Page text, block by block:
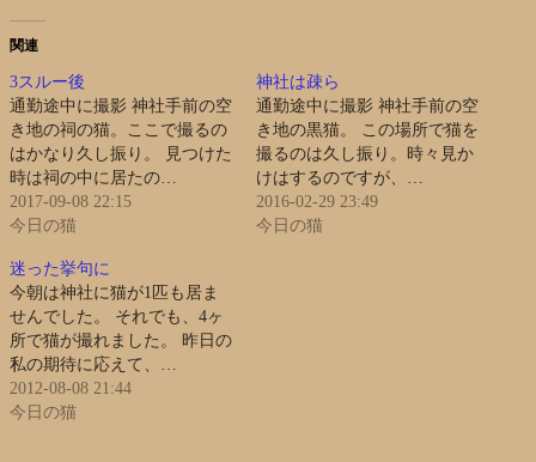
関連
3スルー後
通勤途中に撮影 神社手前の空
き地の祠の猫。ここで撮るの
はかなり久し振り。 見つけた
時は祠の中に居たの…
2017-09-08 22:15
今日の猫
神社は疎ら
通勤途中に撮影 神社手前の空
き地の黒猫。 この場所で猫を
撮るのは久し振り。時々見か
けはするのですが、…
2016-02-29 23:49
今日の猫
迷った挙句に
今朝は神社に猫が1匹も居ま
せんでした。 それでも、4ヶ
所で猫が撮れました。 昨日の
私の期待に応えて、…
2012-08-08 21:44
今日の猫